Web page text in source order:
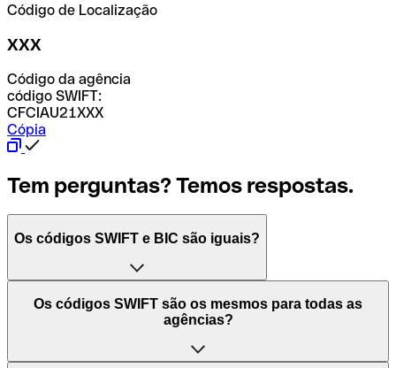
Código de Localização
XXX
Código da agência
código SWIFT:
CFCIAU21XXX
Cópia
Tem perguntas? Temos respostas.
Os códigos SWIFT e BIC são iguais?
O acrónimo SWIFT significa "Society for Worldwide
Interbank Financial Telecommunication (Sociedade para
Mundiais)". Trata-se de uma rede mundial onde se
Os códigos SWIFT são os mesmos para todas as
agências?